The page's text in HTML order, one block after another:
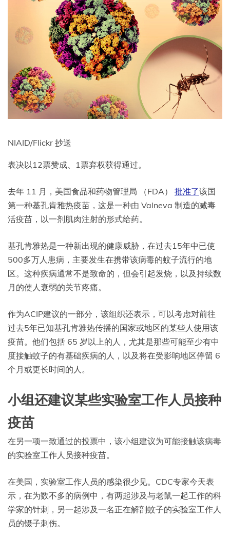
NIAID/Flickr 抄送
表决以12票赞成、1票弃权获得通过。
去年 11 月，美国食品和药物管理局 （FDA） 批准了该国
第一种基孔肯雅热疫苗，这是一种由 Valneva 制造的减毒
活疫苗，以一剂肌肉注射的形式给药。
基孔肯雅热是一种新出现的健康威胁，在过去15年中已使
500多万人患病，主要发生在携带该病毒的蚊子流行的地
区。这种疾病通常不是致命的，但会引起发烧，以及持续数
月的使人衰弱的关节疼痛。
作为ACIP建议的一部分，该组织还表示，可以考虑对前往
过去5年已知基孔肯雅热传播的国家或地区的某些人使用该
疫苗。他们包括 65 岁以上的人，尤其是那些可能至少有中
度接触蚊子的有基础疾病的人，以及将在受影响地区停留 6
个月或更长时间的人。
小组还建议某些实验室工作人员接种
疫苗
在另一项一致通过的投票中，该小组建议为可能接触该病毒
的实验室工作人员接种疫苗。
在美国，实验室工作人员的感染很少见。CDC专家今天表
示，在为数不多的病例中，有两起涉及与老鼠一起工作的科
学家的针刺，另一起涉及一名正在解剖蚊子的实验室工作人
员的镊子刺伤。